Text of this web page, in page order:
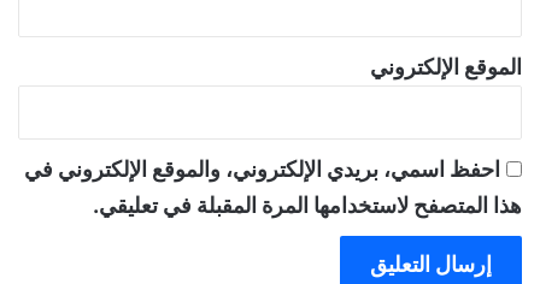
الموقع الإلكتروني
احفظ اسمي، بريدي الإلكتروني، والموقع الإلكتروني في
هذا المتصفح لاستخدامها المرة المقبلة في تعليقي.